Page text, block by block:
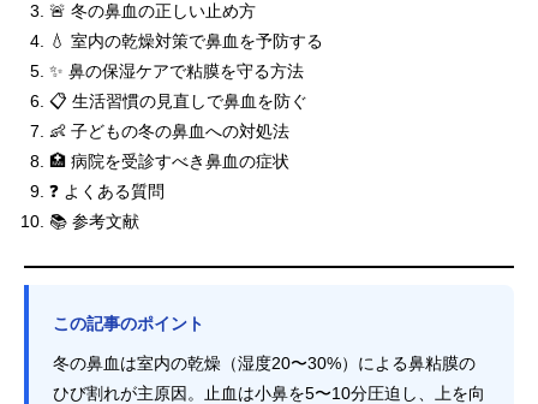
🚨 冬の鼻血の正しい止め方
💧 室内の乾燥対策で鼻血を予防する
✨ 鼻の保湿ケアで粘膜を守る方法
📋 生活習慣の見直しで鼻血を防ぐ
👶 子どもの冬の鼻血への対処法
🏥 病院を受診すべき鼻血の症状
❓ よくある質問
📚 参考文献
この記事のポイント
冬の鼻血は室内の乾燥（湿度20〜30%）による鼻粘膜の
ひび割れが主原因。止血は小鼻を5〜10分圧迫し、上を向